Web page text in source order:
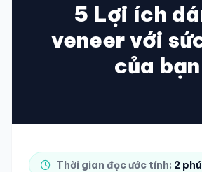
SỔ Y BẠĐIỆN
Vui lòng đăng nhập bằng Số điện thoại
5 Lợi ích
veneer với
của bạn
Thời gian đọc ước tính: 2